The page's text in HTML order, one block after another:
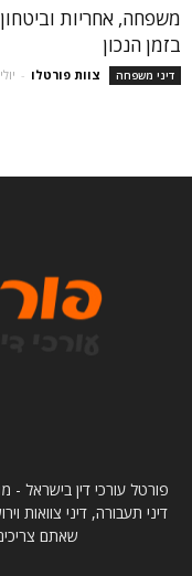
משפחה, אחריות
בזמן הנכון
דיני משפחה צוות פורטלו - יולי 9, 2026
פורטל עורכי דין בישראל -
דיני תעבורה, דיני צוואות
שאתם